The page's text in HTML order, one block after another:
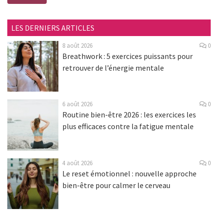
LES DERNIERS ARTICLES
8 août 2026 0
Breathwork : 5 exercices puissants pour
retrouver de l’énergie mentale
6 août 2026 0
Routine bien-être 2026 : les exercices les
plus efficaces contre la fatigue mentale
4 août 2026 0
Le reset émotionnel : nouvelle approche
bien-être pour calmer le cerveau